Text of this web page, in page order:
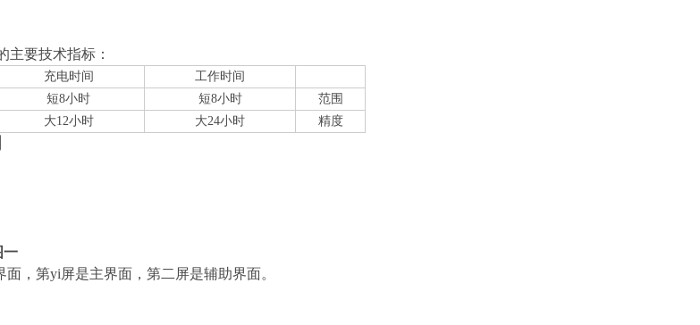
主要技术指标：
充电时间
工作时间
短8小时 短8小时
范围
大12小时 大24小时 精度
一
，第yi屏是主界面，第二屏是辅助界面。